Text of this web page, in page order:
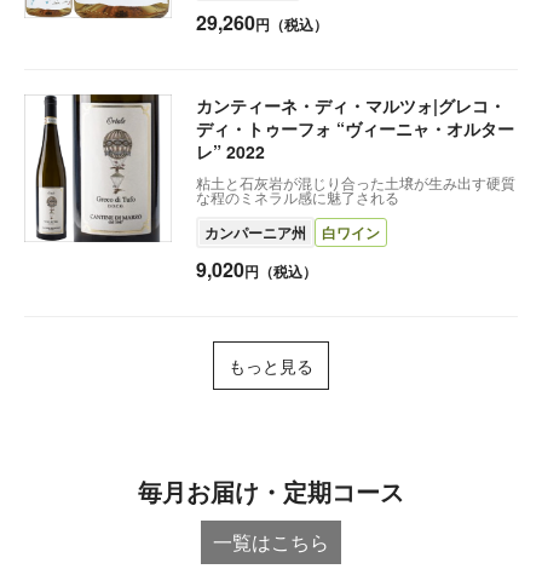
29,260円（税込）
カンティーネ・ディ・マルツォ|グレコ・
ディ・トゥーフォ “ヴィーニャ・オルター
レ” 2022
粘土と石灰岩が混じり合った土壌が生み出す硬質
な程のミネラル感に魅了される
カンパーニア州 白ワイン
9,020円（税込）
もっと見る
毎月お届け・定期コース
一覧はこちら︎